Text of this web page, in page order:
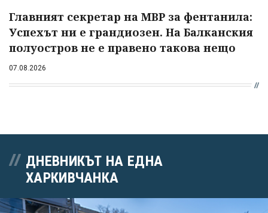
Главният секретар на МВР за фентанила:
Успехът ни е грандиозен. На Балканския
полуостров не е правено такова нещо
07.08.2026
ДНЕВНИКЪТ НА ЕДНА
ХАРКИВЧАНКА